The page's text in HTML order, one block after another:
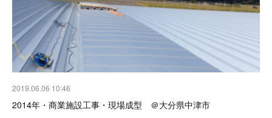
2019.06.06 10:46
2014年・商業施設工事・現場成型 ＠大分県中津市